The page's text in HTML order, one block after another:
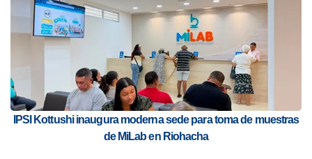
IPSI Kottushi inaugura moderna sede para toma de muestras
de MiLab en Riohacha